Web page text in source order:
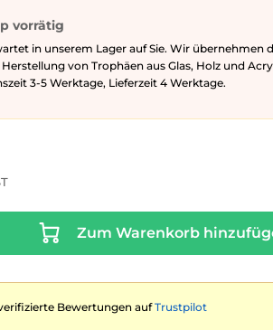
vorrätig
in unserem Lager auf Sie. Wir übernehmen
Herstellung von Trophäen aus Glas, Holz und
3-5 ​​Werktage, Lieferzeit 4 Werktage.
Zum Warenkorb
Bewertungen aufTrustpilot